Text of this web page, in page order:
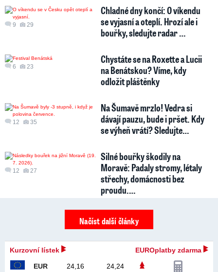
9 29
Chladné dny končí: O víkendu
se vyjasní a oteplí. Hrozí ale i
bouřky, sledujte radar …
6 23
Chystáte se na Roxette a Lucii
na Benátskou? Víme, kdy
odložit pláštěnky
12 35
Na Šumavě mrzlo! Vedra si
dávají pauzu, bude i pršet. Kdy
se výheň vrátí? Sledujte…
12 27
Silné bouřky škodily na
Moravě: Padaly stromy, létaly
střechy, domácnosti bez
proudu.…
Načíst další články
Kurzovní lístek EUROplatby zdarma
EUR 24,16
24,24